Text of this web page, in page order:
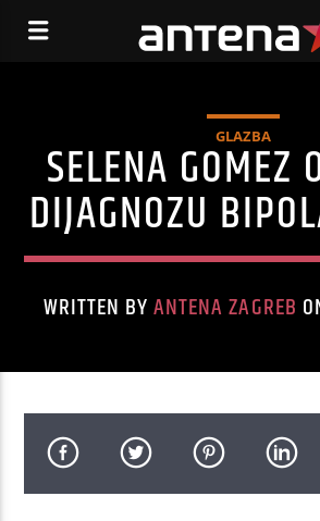
GLAZBA
SELENA GOMEZ
DIJAGNOZU
WRITTEN BYANTENA ZAGREB